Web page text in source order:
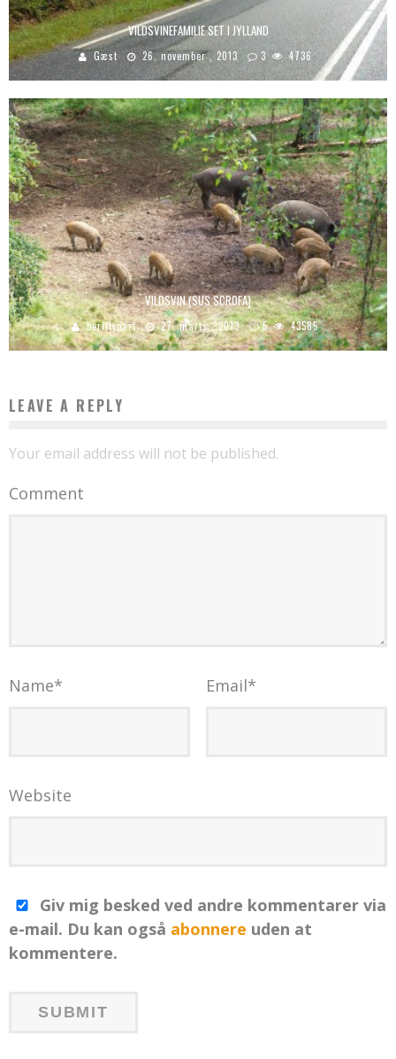
VILDSVINEFAMILIE SET I JYLLAND
Gæst 26. november , 2013 3 4736
VILDSVIN (SUS SCROFA)
beritlypart 27. marts , 2013 5 43585
LEAVE A REPLY
Your email address will not be published.
Comment
Name* Email*
Website
Giv mig besked ved andre kommentarer via
e-mail. Du kan også abonnere uden at
kommentere.